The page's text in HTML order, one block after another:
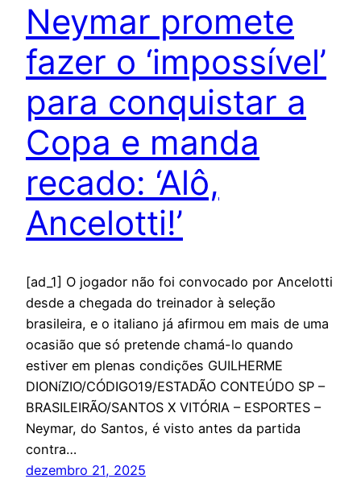
Neymar promete
fazer o ‘impossível’
para conquistar a
Copa e manda
recado: ‘Alô,
Ancelotti!’
[ad_1] O jogador não foi convocado por Ancelotti
desde a chegada do treinador à seleção
brasileira, e o italiano já afirmou em mais de uma
ocasião que só pretende chamá-lo quando
estiver em plenas condições GUILHERME
DIONíZIO/CÓDIGO19/ESTADÃO CONTEÚDO SP –
BRASILEIRÃO/SANTOS X VITÓRIA – ESPORTES –
Neymar, do Santos, é visto antes da partida
contra…
dezembro 21, 2025